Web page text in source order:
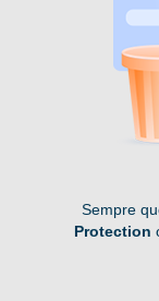
Sempre
Protection